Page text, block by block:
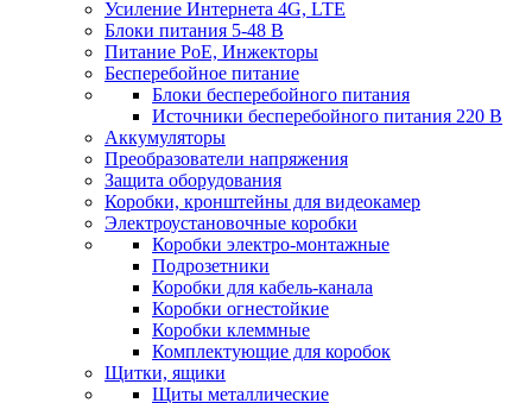
Усиление Интернета 4G, LTE
Блоки питания 5-48 В
Питание PoE, Инжекторы
Бесперебойное питание
Блоки бесперебойного питания
Источники бесперебойного питания 220 В
Аккумуляторы
Преобразователи напряжения
Защита оборудования
Коробки, кронштейны для видеокамер
Электроустановочные коробки
Коробки электро-монтажные
Подрозетники
Коробки для кабель-канала
Коробки огнестойкие
Коробки клеммные
Комплектующие для коробок
Щитки, ящики
Щиты металлические